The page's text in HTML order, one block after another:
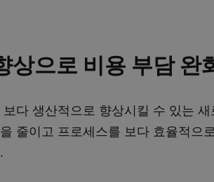
상으로 비용 부담 완
다 생산적으로 향상시킬 수 있는
줄이고 프로세스를 보다 효율적으